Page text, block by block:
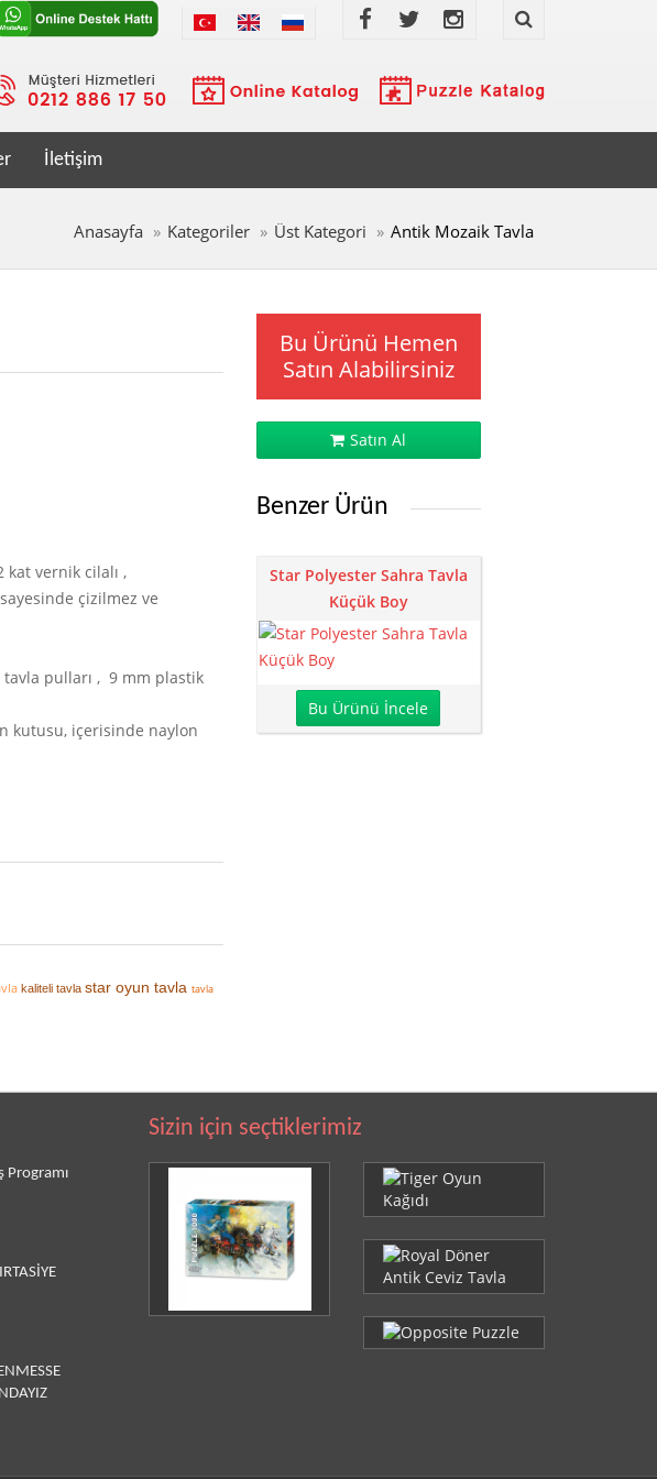
İletişim
Anasayfa Kategoriler Üst Kategori Antik Mozaik Tavla
kat vernik cilalı ,
çizilmez ve
pulları , 9 mm plastik
kutusu, içerisinde naylon
kaliteli tavla star oyun tavla tavla
Bu Ürünü Hemen
Satın Alabilirsiniz
Satın Al
Benzer Ürün
Star Polyester Sahra Tavla
Küçük Boy
Bu Ürünü İncele
Programı
Sizin için seçtiklerimiz